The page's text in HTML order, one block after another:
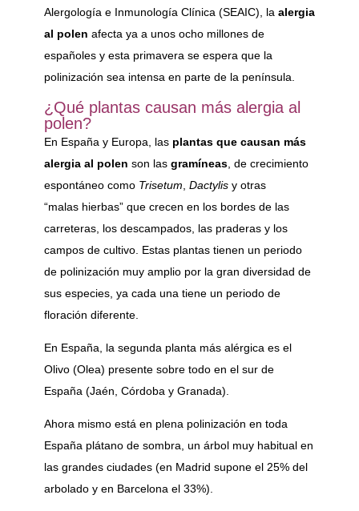
Alergología e Inmunología Clínica (SEAIC), la alergia
al polen afecta ya a unos ocho millones de
españoles y esta primavera se espera que la
polinización sea intensa en parte de la península.
¿Qué plantas causan más alergia al
polen?
En España y Europa, las plantas que causan más
alergia al polen son las gramíneas, de crecimiento
espontáneo como Trisetum Dactylisy otras
“malas hierbas” que crecen en los bordes de las
carreteras, los descampados, las praderas y los
campos de cultivo. Estas plantas tienen un periodo
de polinización muy amplio por la gran diversidad de
sus especies, ya cada una tiene un periodo de
floración diferente.
En España, la segunda planta más alérgica es el
Olivo (Olea) presente sobre todo en el sur de
España (Jaén, Córdoba y Granada).
Ahora mismo está en plena polinización en toda
España plátano de sombra, un árbol muy habitual en
las grandes ciudades (en Madrid supone el 25% del
arbolado y en Barcelona el 33%).